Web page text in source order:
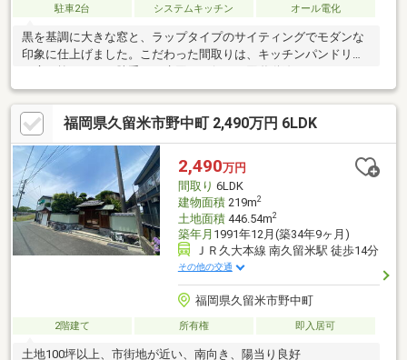
駐車2台
システムキッチン オール電化
黒を基調に大きな窓と、ラップタイプのサイティングでモダンな
印象に仕上げました。こだわった間取りは、キッチンパンドリー
スムーズに移動できます。お子様の学習やＰＣスペースに活用で
きる3帖のスタディスペース付きＬＤＫは、ダイニング奥の吹き抜
けにスケルトンの階段があり、開放的でおしゃれな空間を演出し
ます♪徒歩圏内になんでもあり、小学校も徒歩2分とお子様の通学
も安心です。家具プレゼントキャンペーン中！壁掛けテレビも付
いてます♪お気軽にお問い合わせください♪
福岡県久留米市野中町 2,490万円 6LDK
2,490万円
間取り 6LDK
建物面積219m2
土地面積446.54m2
築年月 1991年12月(築34年9ヶ月)
ＪＲ久大本線 南久留米駅 徒歩14分
その他の交通
福岡県久留米市野中町
2階建て 所有権 即入居可
土地100坪以上、市街地が近い、南向き、陽当り良好